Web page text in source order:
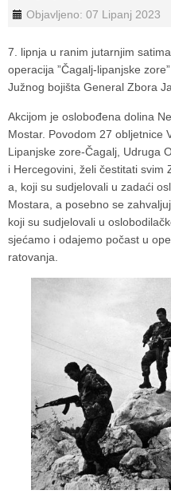
Objavljeno: 07 Lipanj 2023
7. lipnja u ranim jutarnjim
operacija ”Čagalj-lipanjske
Južnog bojišta General Zbora
Akcijom je oslobođena dolina
Mostar. Povodom 27 obljetnice
Lipanjske zore-Čagalj, Udruga
i Hercegovini, želi čestitati svim
a, koji su sudjelovali u zadaći
Mostara, a posebno se
koji su sudjelovali u
sjećamo i odajemo počast u
ratovanja.